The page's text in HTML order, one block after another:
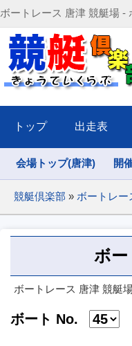
ボートレース 唐津 競艇場 -
トップ 出走表
会場トップ(唐津) 開
競艇倶楽部 » ボートレー
ボー
ボートレース 唐津 競艇
ボート No.